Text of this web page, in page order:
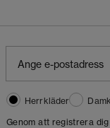
Herrkläder
Genom att registrera